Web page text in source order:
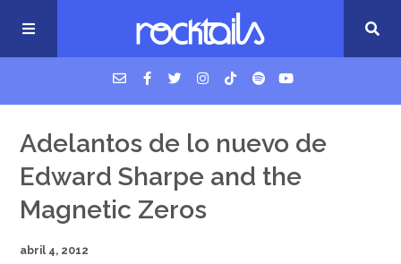
USM Podcast
Cigarrillos en la cama
Música nueva
Adelantos de lo nuevo de
Edward Sharpe and the
Magnetic Zeros
abril 4, 2012